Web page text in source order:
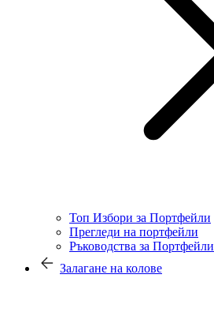
Топ Избори за Портфейли
Прегледи на портфейли
Ръководства за Портфейли
Залагане на колове